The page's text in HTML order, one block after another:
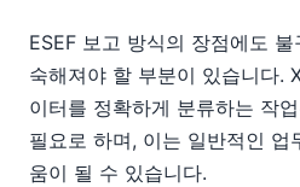
ESEF 보고 방식의 장점에도
숙해져야 할 부분이 있습니다.
이터를 정확하게 분류하는 작
필요로 하며, 이는 일반적인 업
움이 될 수 있습니다.